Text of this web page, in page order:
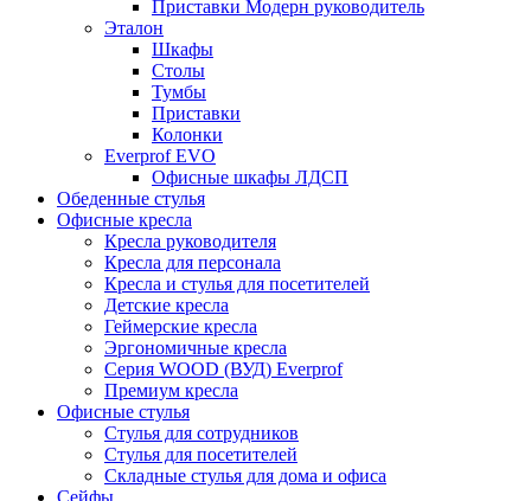
Приставки Модерн руководитель
Эталон
Шкафы
Столы
Тумбы
Приставки
Колонки
Everprof EVO
Офисные шкафы ЛДСП
Обеденные стулья
Офисные кресла
Кресла руководителя
Кресла для персонала
Кресла и стулья для посетителей
Детские кресла
Геймерские кресла
Эргономичные кресла
Серия WOOD (ВУД) Everprof
Премиум кресла
Офисные стулья
Стулья для сотрудников
Стулья для посетителей
Складные стулья для дома и офиса
Сейфы